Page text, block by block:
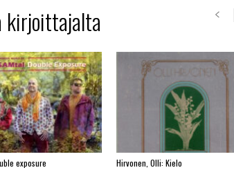
kirjoittajalta
exposure Hirvonen, Olli: Kielo